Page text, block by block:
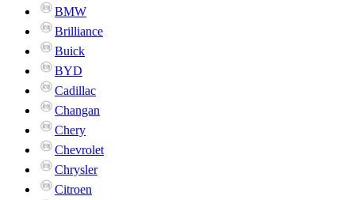
BMW
Brilliance
Buick
BYD
Cadillac
Changan
Chery
Chevrolet
Chrysler
Citroen